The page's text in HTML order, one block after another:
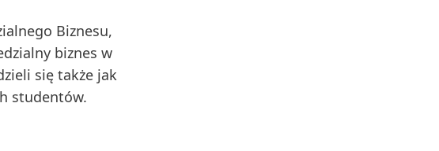
Biznesu,
biznes w
się także jak
studentów.